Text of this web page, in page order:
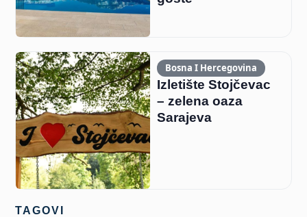
Bosna I Hercegovina
Izletište Stojčevac
– zelena oaza
Sarajeva
TAGOVI